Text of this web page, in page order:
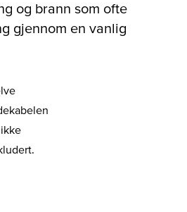
og brann som ofte
gjennom en vanlig